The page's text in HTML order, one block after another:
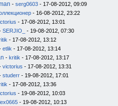
- serg0603 - 17-08-2012, 09:09
- 16-08-2012, 23:22
- 17-08-2012, 13:01
SERJIO_ - 19-08-2012, 07:30
- 17-08-2012, 13:12
etlik - 17-08-2012, 13:14
- kritik - 17-08-2012, 13:17
victorius - 17-08-2012, 13:31
studerr - 19-08-2012, 17:01
- 17-08-2012, 13:36
- 19-08-2012, 10:03
- 19-08-2012, 10:13